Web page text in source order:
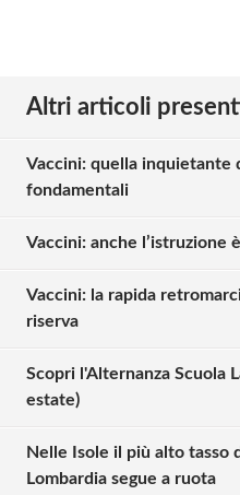
Altri articoli
Vaccini: quella inquietante
fondamentali
Vaccini: anche l’istruzione
Vaccini: la rapida
riserva
Scopri l'Alternanza Scuola
estate)
Nelle Isole il più alto tasso
Lombardia segue a ruota